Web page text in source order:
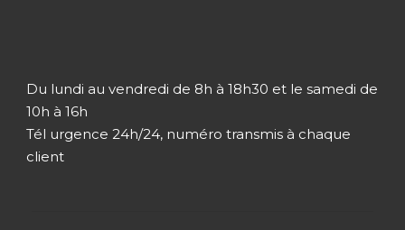
Jour 2
Dambulla / Sigiriya Le Triangle Culturel (Sri
Lanka)
Du lundi au vendredi de 8h à 18h30 et le samedi de
10h à 16h
Tél urgence 24h/24, numéro transmis à chaque
client